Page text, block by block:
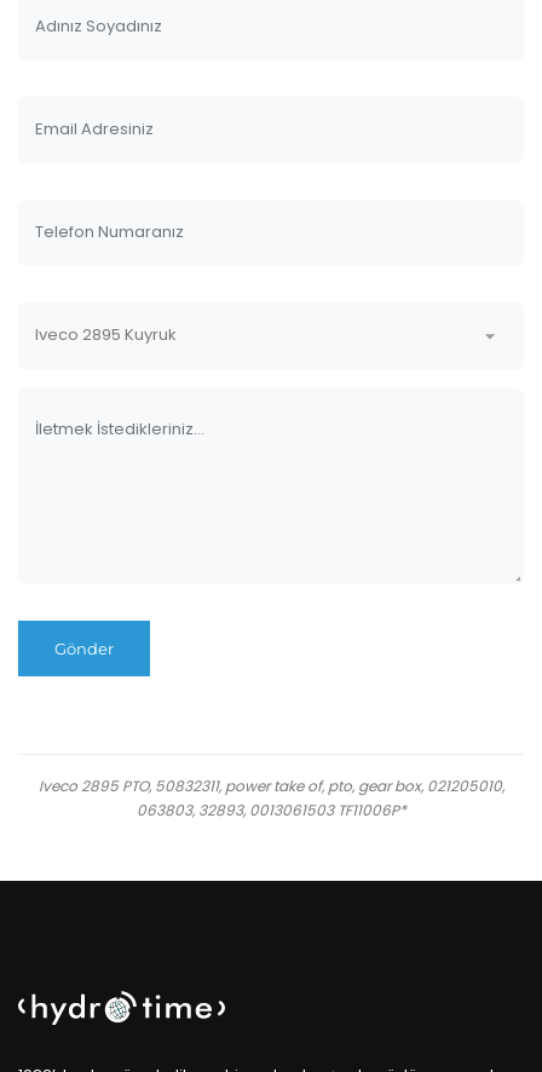
Iveco 2895 PTO, 50832311, power take of, pto, gear box, 021205010,
063803, 32893, 0013061503 TF11006P*